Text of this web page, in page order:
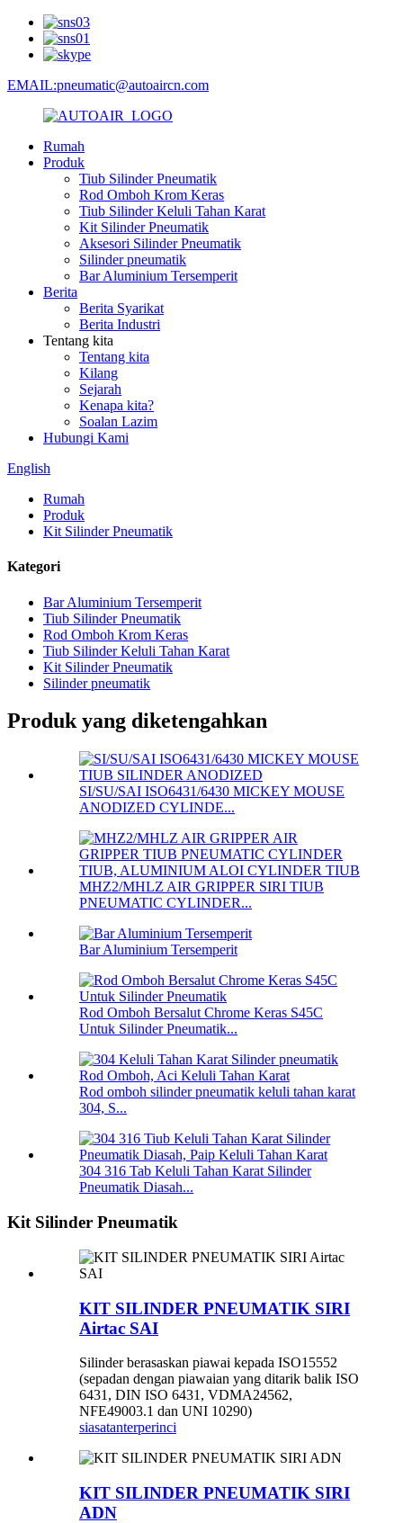
EMAIL:pneumatic@autoaircn.com
Rumah
Produk
Tiub Silinder Pneumatik
Rod Omboh Krom Keras
Tiub Silinder Keluli Tahan Karat
Kit Silinder Pneumatik
Aksesori Silinder Pneumatik
Silinder pneumatik
Bar Aluminium Tersemperit
Berita
Berita Syarikat
Berita Industri
Tentang kita
Tentang kita
Kilang
Sejarah
Kenapa kita?
Soalan Lazim
Hubungi Kami
English
Rumah
Produk
Kit Silinder Pneumatik
Kategori
Bar Aluminium Tersemperit
Tiub Silinder Pneumatik
Rod Omboh Krom Keras
Tiub Silinder Keluli Tahan Karat
Kit Silinder Pneumatik
Silinder pneumatik
Produk yang diketengahkan
SI/SU/SAI ISO6431/6430 MICKEY MOUSE
ANODIZED CYLINDE...
MHZ2/MHLZ AIR GRIPPER SIRI TIUB
PNEUMATIC CYLINDER...
Bar Aluminium Tersemperit
Rod Omboh Bersalut Chrome Keras S45C
Untuk Silinder Pneumatik...
Rod omboh silinder pneumatik keluli tahan karat
304, S...
304 316 Tab Keluli Tahan Karat Silinder
Pneumatik Diasah...
Kit Silinder Pneumatik
KIT SILINDER PNEUMATIK SIRI
Airtac SAI
Silinder berasaskan piawai kepada ISO15552
(sepadan dengan piawaian yang ditarik balik ISO
6431, DIN ISO 6431, VDMA24562,
NFE49003.1 dan UNI 10290)
siasatanterperinci
KIT SILINDER PNEUMATIK SIRI
ADN